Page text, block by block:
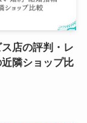
店の評判・レ
隣ショップ比